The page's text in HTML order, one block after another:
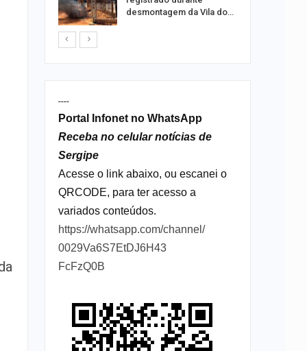
desmontagem da Vila do…
----
Portal Infonet no WhatsApp
Receba no celular notícias de
Sergipe
Acesse o link abaixo, ou escanei o
QRCODE, para ter acesso a
variados conteúdos.
https://whatsapp.com/channel/
0029Va6S7EtDJ6H43
FcFzQ0B